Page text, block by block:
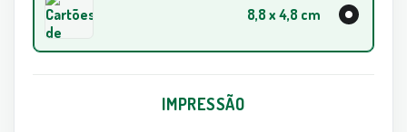
8,8 x 4,8 cm
IMPRESSÃO